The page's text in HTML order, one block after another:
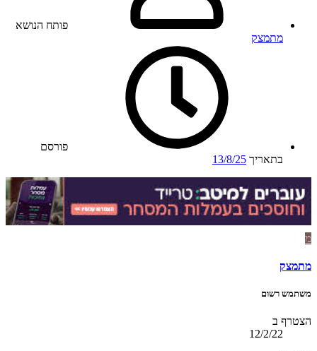
פותח הנושא
מתמצק
פורסם
בתאריך 13/8/25
מ
מתמצק
משתמש רשום
הצטרף ב
12/2/22